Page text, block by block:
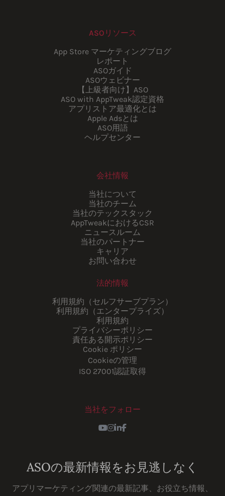
ASOリソース
App Store マーケティングブログ
レポート
ASOガイド
ASOウェビナー
【上級者向け】ASO
ASO with AppTweak認定資格
アプリストア最適化とは
Apple Adsとは
ASO用語
ヘルプセンター
会社情報
当社について
当社のチーム
当社のテックスタック
AppTweakにおけるCSR
ニュースルーム
当社のパートナー
キャリア
お問い合わせ
法的情報
利用規約（セルフサーブプラン）
利用規約（エンタープライズ）
利用規約
プライバシーポリシー
責任ある開示ポリシー
Cookie ポリシー
Cookieの管理
ISO 27001認証取得
当社をフォロー
Youtube
Instagram
LinkedIn
Facebook
ASOの最新情報をお見逃しなく
アプリマーケティング関連の最新記事、お役立ち情報、